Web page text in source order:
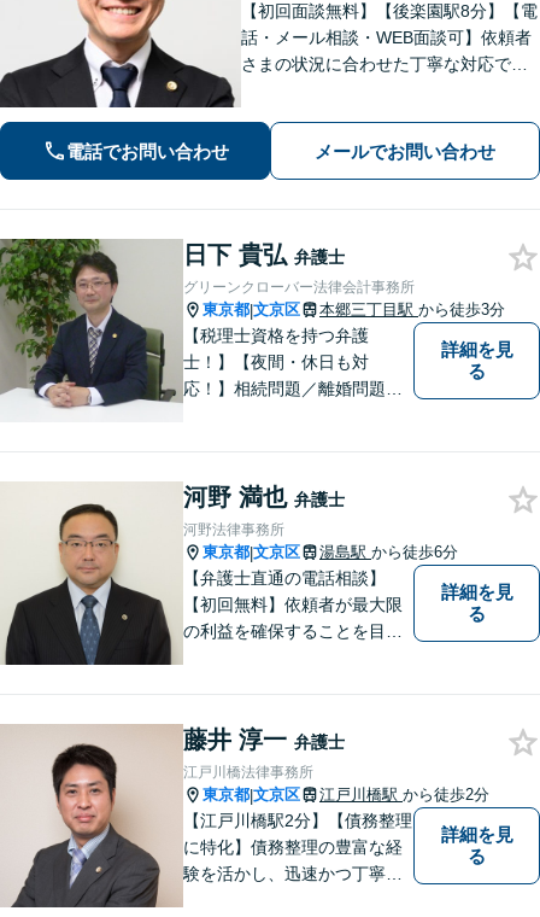
【初回面談無料】【後楽園駅8分】【電
話・メール相談・WEB面談可】依頼者
さまの状況に合わせた丁寧な対応で、
要です。お困りの方はお気軽にご相談
ください【休日・夜間・当日相談に対
電話でお問い合わせ メールでお問い合わせ
日下 貴弘 弁護士
グリーンクローバー法律会計事務所
東京都|文京区 本郷三丁目駅 から徒歩3分
【税理士資格を持つ弁護
士！】【夜間・休日も対
応！】相続問題／離婚問題／
に歩みながら、問題解決のお
手伝いをいたします。初回相
談無料ですので、お気軽にご
相談ください！
詳細を見
る
河野 満也 弁護士
河野法律事務所
東京都|文京区 湯島駅 から徒歩6分
【弁護士直通の電話相談】
【初回無料】依頼者が最大限
の利益を確保することを目指
いさせて頂きます。
詳細を見
る
藤井 淳一 弁護士
江戸川橋法律事務所
東京都|文京区 江戸川橋駅 から徒歩2分
【江戸川橋駅2分】【債務整理
に特化】債務整理の豊富な経
験を活かし、迅速かつ丁寧に
詳細を見
る